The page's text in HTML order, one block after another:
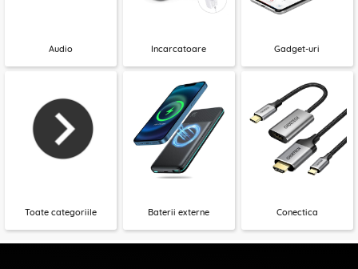
Audio Incarcatoare Gadget-uri
Toate categoriile Baterii externe Conectica